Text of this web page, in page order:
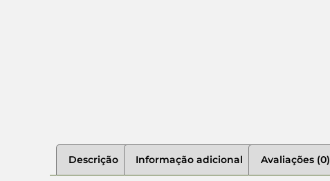
Descrição Informação adicional Avaliações (0)